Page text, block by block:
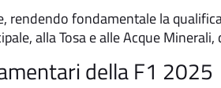
fondamentale la
alla Tosa e alle Acque
della F1 2025